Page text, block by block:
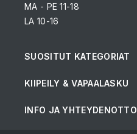
MA - PE 11-18
LA 10-16
SUOSITUT KATEGORIAT
KIIPEILY & VAPAALASKU
INFO JA YHTEYDENOTTO